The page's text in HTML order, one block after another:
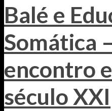
Balé e
Somática
encontro
século XXI